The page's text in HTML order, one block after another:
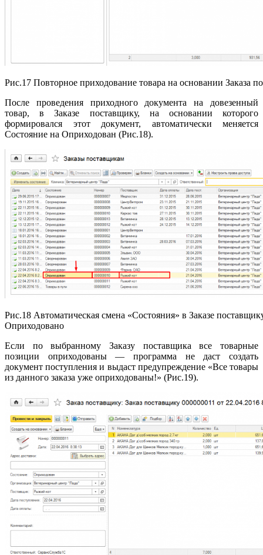
Рис.17 Повторное приходование товара на основании Заказа
После проведения приходного документа на довезенный
товар, в Заказе поставщику, на основании которого
формировался этот документ, автоматически меняется
Состояние на Оприходован (Рис.18).
Рис.18 Автоматическая смена «Состояния» в Заказе
Оприходовано
Если по выбранному Заказу поставщика все товарные
позиции оприходованы — программа не даст создать
документ поступления и выдаст предупреждение «Все товары
из данного заказа уже оприходованы!» (Рис.19).